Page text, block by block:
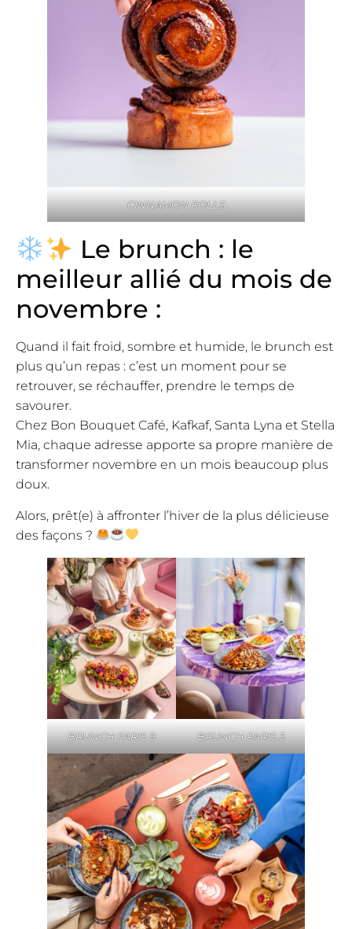
CINNAMON ROLLS
Le brunch : le
meilleur allié du mois de
novembre :
Quand il fait froid, sombre et humide, le brunch est
plus qu’un repas : c’est un moment pour se
retrouver, se réchauffer, prendre le temps de
savourer.
Chez Bon Bouquet Café, Kafkaf, Santa Lyna et Stella
Mia, chaque adresse apporte sa propre manière de
transformer novembre en un mois beaucoup plus
doux.
Alors, prêt(e) à affronter l’hiver de la plus délicieuse
des façons ?
BRUNCH PARIS 9 BRUNCH PARIS 3